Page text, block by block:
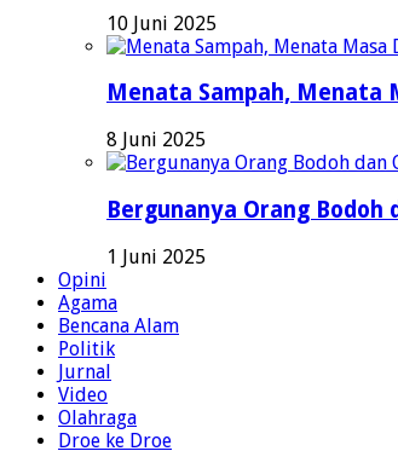
10 Juni 2025
Menata Sampah, Menata
8 Juni 2025
Bergunanya Orang Bodoh
1 Juni 2025
Opini
Agama
Bencana Alam
Politik
Jurnal
Video
Olahraga
Droe ke Droe